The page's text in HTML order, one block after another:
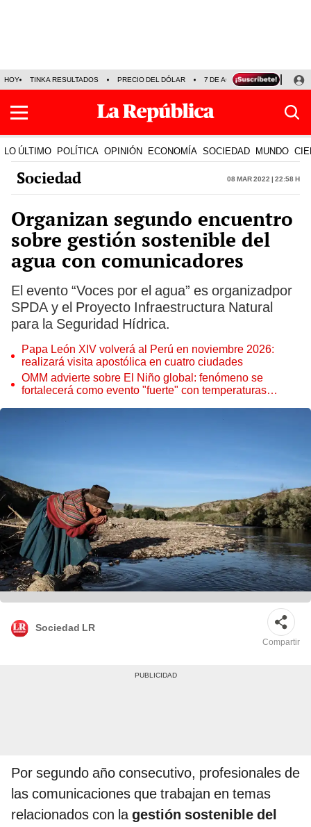
HOY TINKA RESULTADOS PRECIO DEL DÓLAR 7 DE AGOSTO OLLANTA
LO ÚLTIMO POLÍTICA OPINIÓN ECONOMÍA SOCIEDAD MUNDO
Sociedad 08 Mar 2022 | 22:58 h
Organizan segundo encuentro
sobre gestión sostenible del
agua con comunicadores
El evento “Voces por el agua” es organizadpor
SPDA y el Proyecto Infraestructura Natural
para la Seguridad Hídrica.
Papa León XIV volverá al Perú en noviembre 2026:
realizará visita apostólica en cuatro ciudades
OMM advierte sobre El Niño global: fenómeno se
fortalecerá como evento "fuerte" con temperaturas
Sociedad LR
Compartir
Por segundo año consecutivo, profesionales de
las comunicaciones que trabajan en temas
relacionados con lagestión sostenible del